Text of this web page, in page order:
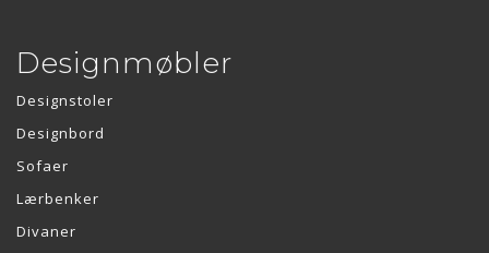
Designmøbler
Designstoler
Designbord
Sofaer
Lærbenker
Divaner